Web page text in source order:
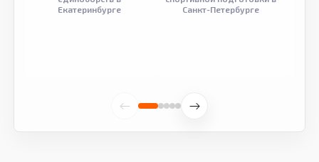
Екатеринбурге
Санкт-Петербурге